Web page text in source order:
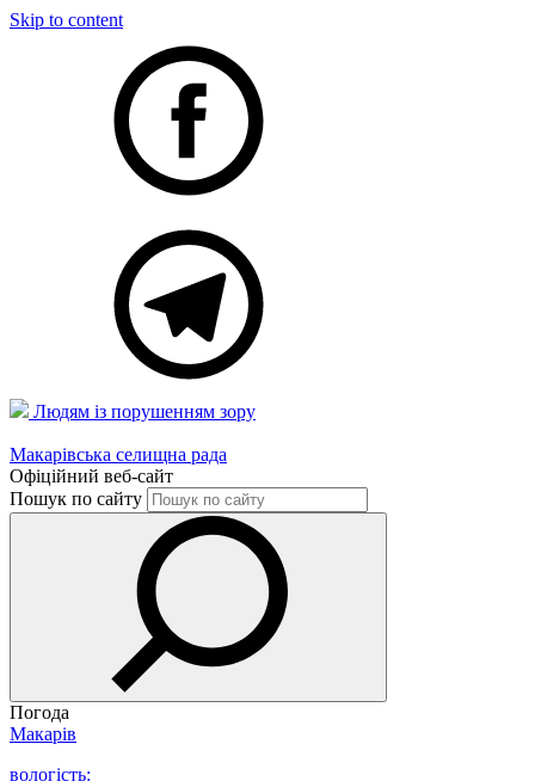
Skip to content
Людям із порушенням зору
Макарівська селищна рада
Офіційний веб-сайт
Пошук по сайту
Погода
Макарів
вологість: